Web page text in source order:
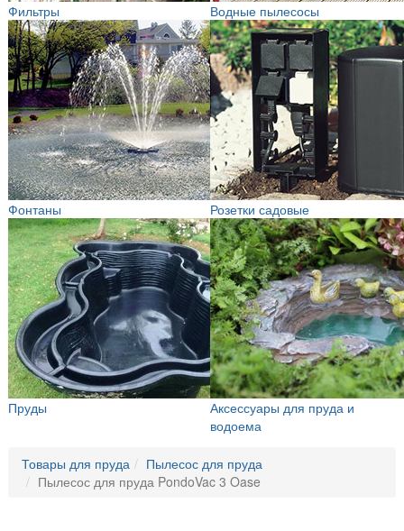
Фильтры Водные пылесосы
Фонтаны Розетки садовые
Пруды
Аксессуары для пруда и
водоема
Товары для пруда
Пылесос для пруда
Пылесос для пруда PondoVac 3 Oase